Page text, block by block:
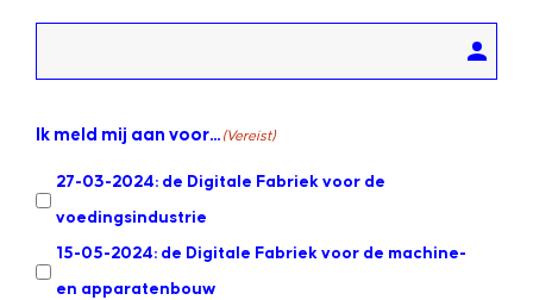
Ik meld mij aan voor... (Vereist)
27-03-2024: de Digitale Fabriek voor de
voedingsindustrie
15-05-2024: de Digitale Fabriek voor de machine-
en apparatenbouw